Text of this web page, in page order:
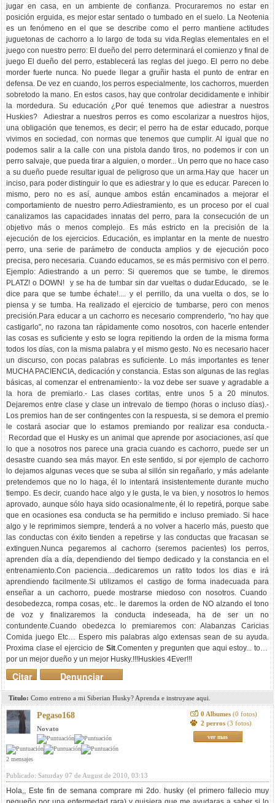
jugar en casa, en un ambiente de confianza. Procuraremos no estar en
posición erguida, es mejor estar sentado o tumbado en el suelo. La Neotenia
es un fenómeno en el que se describe como el perro mantiene actitudes
juguetonas de cachorro a lo largo de toda su vida.Reglas elementales en el
juego con nuestro perro: El dueño del perro determinará el comienzo y final de
juego El dueño del perro, establecerá las reglas del juego. El perro no debe
morder fuerte nunca. No puede llegar a gruñir hasta el punto de entrar en
defensa. De vez en cuando, los perros especialmente, los cachorros, muerden
sobretodo la mano. En estos casos, hay que controlar decididamente e inhibir
la mordedura. Su educación ¿Por qué tenemos que adiestrar a nuestros
Huskies? Adiestrar a nuestros perros es como escolarizar a nuestros hijos,
una obligación que tenemos, es decir; el perro ha de estar educado, porque
vivimos en sociedad, con normas que tenemos que cumplir. Al igual que no
podemos salir a la calle con una pistola dando tiros, no podemos ir con un
perro salvaje, que pueda tirar a alguien, o morder... Un perro que no hace caso
a su dueño puede resultar igual de peligroso que un arma.Hay que hacer un
inciso, para poder distinguir lo que es adiestrar y lo que es educar. Parecen lo
mismo, pero no es así, aunque ambos están encaminados a mejorar el
comportamiento de nuestro perro.Adiestramiento, es un proceso por el cual
canalizamos las capacidades innatas del perro, para la consecución de un
objetivo más o menos complejo. Es más estricto en la precisión de la
ejecución de los ejercicios. Educación, es implantar en la mente de nuestro
perro, una serie de parámetro de conducta amplios y de ejecución poco
precisa, pero necesaria. Cuando educamos, se es más permisivo con el perro.
Ejemplo: Adiestrando a un perro: Si queremos que se tumbe, le diremos
PLATZ! o DOWN! y se ha de tumbar sin dar vueltas o dudar.Educado, se le
dice para que se tumbe échate!.... y el perrillo, da una vuelta o dos, se lo
piensa y se tumba. Ha realizado el ejercicio de tumbarse, pero con menos
precisión.Para educar a un cachorro es necesario comprenderlo, "no hay que
castigarlo", no razona tan rápidamente como nosotros, con hacerle entender
las cosas es suficiente y esto se logra repitiendo la orden de la misma forma
todos los días, con la misma palabra y el mismo gesto. No es necesario hacer
un discurso, con pocas palabras es suficiente. Lo más importantes es tener
MUCHA PACIENCIA, dedicación y constancia. Estas son algunas de las reglas
básicas, al comenzar el entrenamiento:- la voz debe ser suave y agradable a
la hora de premiarlo.- Las clases cortitas, entre unos 5 a 20 minutos.
Dejaremos entre clase y clase un intrevalo de tiempo (horas o incluso días).-
Los premios han de ser contingentes con la respuesta, si se demora el premio
le costará asociar que lo estamos premiando por realizar esa conducta.-
Recordad que el Husky es un animal que aprende por asociaciones, así que
lo que a nosotros nos parece una gracia cuando es cachorro, puede ser un
desastre cuando sea más mayor. En este sentido, si por ejemplo de cachorro
lo dejamos algunas veces que se suba al sillón sin regañarlo, y más adelante
pretendemos que no lo haga, él lo intentará insistentemente durante mucho
tiempo. Es decir, cuando hace algo y le gusta, le va bien, y nosotros lo hemos
aprovado, aunque sólo haya sido ocasionalmente, él lo repetirá, porque sabe
que en ocasiones esa conducta se ha permitido e incluso premiado. Si hace
algo y le reprimimos siempre, tenderá a no volver a hacerlo más, puesto que
las conductas con éxito tienden a repetirse y las conductas que fracasan se
extinguen.Nunca pegaremos al cachorro (seremos pacientes) los perros,
aprenden día a día, dependiendo del tiempo dedicado y la constancia en el
entrenamiento.Con paciencia....dedicaremos un ratito todos los dias e irá
aprendiendo facilmente.Si utilizamos el castigo de forma inadecuada para
enseñar a un cachorro, puede mostrarse miedoso con nosotros. Cuando
desobedezca, rompa cosas, etc.. le daremos la orden de NO alzando el tono
de voz y finalizaremos la conducta indeseada, ha de ser un no
contundente.Cuando obedezca lo premiaremos con: Alabanzas Caricias
Comida juego Etc… Espero mis palabras algo extensas sean de su ayuda.
Proxima clase el ejercicio de Sit.Comenten y pregunten que aqui estoy... todo
por un mejor dueño y un mejor Husky.!!!Huskies 4Ever!!!
Denunciar
mensaje
Citar
Titulo: Como entreno a mi Siberian Husky? Aprenda e instruyase aqui.
Pegaso168
Novato
2 mensajes
0 Albumes (0 fotos)
2 perros (3 fotos)
ver mas
Publicado: Saturday 07 de August de 2010, 03:13
Hola,, Este fin de semana comprare mi 2do. husky (el primero fallecio muy